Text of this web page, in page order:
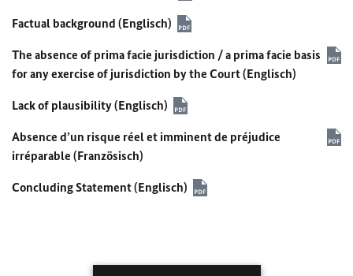
Factual background (Englisch)
The absence of prima facie jurisdiction / a prima facie basis
for any exercise of jurisdiction by the Court(Englisch)
Lack of plausibility(Englisch)
Absence d’un risque réel et imminent de préjudice
irréparable (Französisch)
Concluding Statement(Englisch)